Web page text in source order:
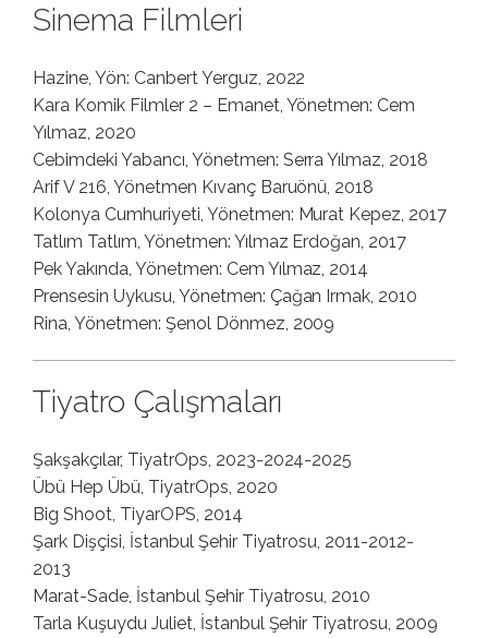
Sinema Filmleri
Hazine, Yön: Canbert Yerguz, 2022
Kara Komik Filmler 2 – Emanet, Yönetmen: Cem
Yılmaz, 2020
Cebimdeki Yabancı, Yönetmen: Serra Yılmaz, 2018
Arif V 216, Yönetmen Kıvanç Baruönü, 2018
Kolonya Cumhuriyeti, Yönetmen: Murat Kepez, 2017
Tatlım Tatlım, Yönetmen: Yılmaz Erdoğan, 2017
Pek Yakında, Yönetmen: Cem Yılmaz, 2014
Prensesin Uykusu, Yönetmen: Çağan Irmak, 2010
Rina, Yönetmen: Şenol Dönmez, 2009
Tiyatro Çalışmaları
Şakşakçılar, TiyatrOps, 2023-2024-2025
Übü Hep Übü, TiyatrOps, 2020
Big Shoot, TiyarOPS, 2014
Şark Dişçisi, İstanbul Şehir Tiyatrosu, 2011-2012-
2013
Marat-Sade, İstanbul Şehir Tiyatrosu, 2010
Tarla Kuşuydu Juliet, İstanbul Şehir Tiyatrosu, 2009